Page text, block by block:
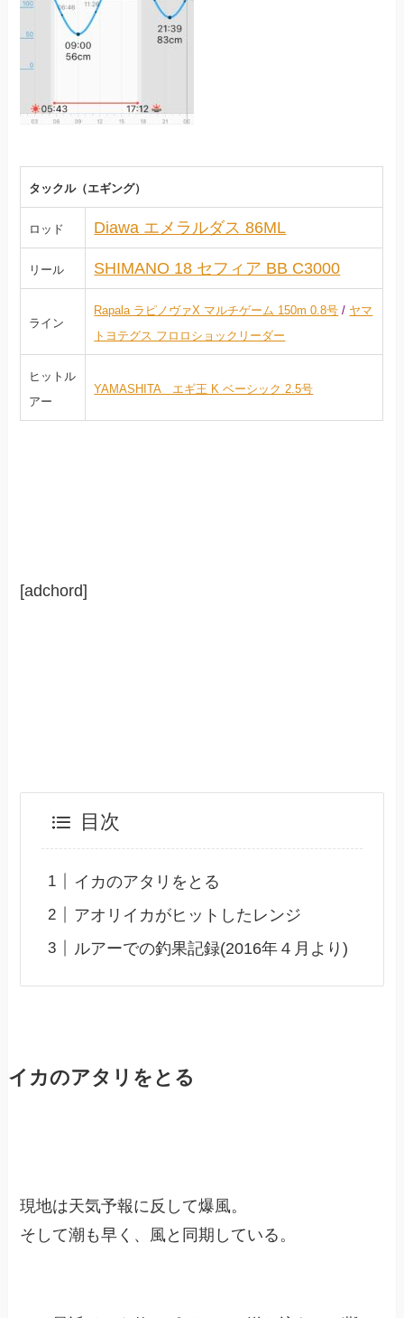
タックル（エギング）
ロッド Diawa エメラルダス 86ML
リール SHIMANO 18 セフィア BB C3000
ライン
Rapala ラピノヴァX マルチゲーム 150m 0.8号 / ヤマ
トヨテグス フロロショックリーダー
ヒットル
アー
YAMASHITA エギ王 K ベーシック 2.5号
[adchord]
目次
イカのアタリをとる
アオリイカがヒットしたレンジ
ルアーでの釣果記録(2016年４月より)
イカのアタリをとる
現地は天気予報に反して爆風。
そして潮も早く、風と同期している。